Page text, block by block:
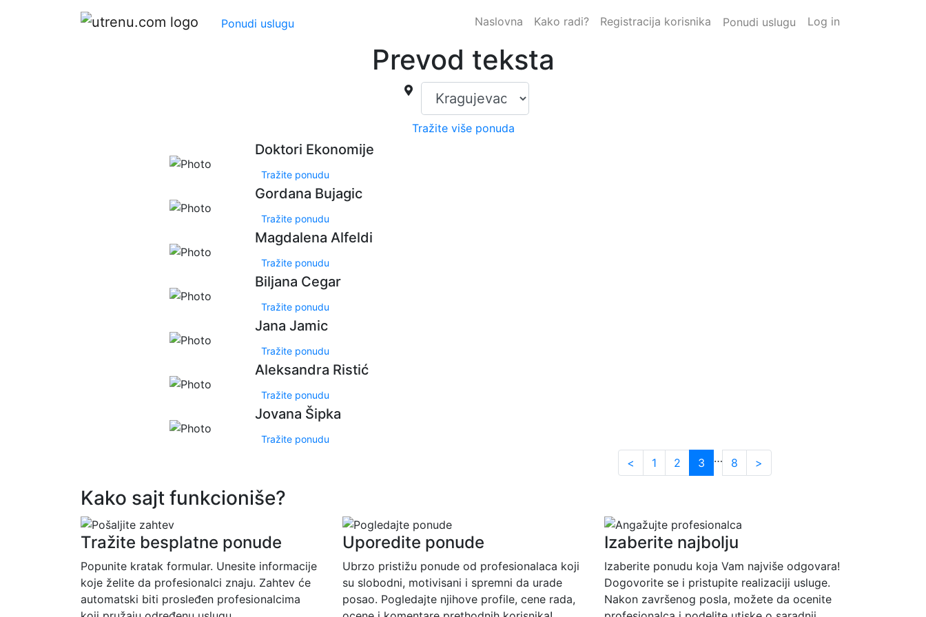
Ponudi uslugu Naslovna Kako radi? Registracija korisnika Ponudi uslugu Log in
Prevod teksta
Tražite više ponuda
Doktori Ekonomije
Tražite ponudu
Gordana Bujagic
Tražite ponudu
Magdalena Alfeldi
Tražite ponudu
Biljana Cegar
Tražite ponudu
Jana Jamic
Tražite ponudu
Aleksandra Ristić
Tražite ponudu
Jovana Šipka
Tražite ponudu
< 1 2 3 … 8 >
Kako sajt funkcioniše?
Tražite besplatne ponude
Popunite kratak formular. Unesite informacije
koje želite da profesionalci znaju. Zahtev će
automatski biti prosleđen profesionalcima
Uporedite ponude
Ubrzo pristižu ponude od profesionalaca koji
su slobodni, motivisani i spremni da urade
posao. Pogledajte njihove profile, cene rada,
Izaberite najbolju
Izaberite ponudu koja Vam najviše odgovara!
Dogovorite se i pristupite realizaciji usluge.
Nakon završenog posla, možete da ocenite